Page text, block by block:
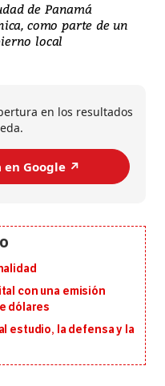
de Panamá
como parte de un
local
en los resultados
en Google ↗️
con una emisión
dólares
estudio, la defensa y la